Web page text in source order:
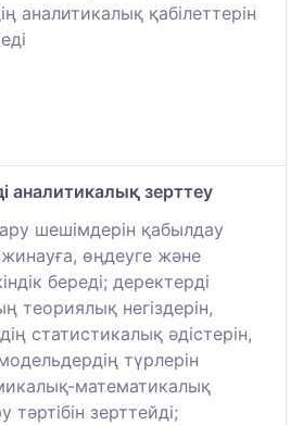
аналитикалық қабілеттерін
аналитикалық зерттеу
шешімдерін қабылдау
өңдеуге және
береді; деректерді
теориялық негіздерін,
статистикалық әдістерін,
түрлерін
математикалық
тәртібін зерттейді;